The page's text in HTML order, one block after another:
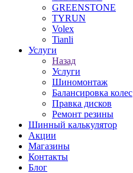
GREENSTONE
TYRUN
Volex
Tianli
Услуги
Назад
Услуги
Шиномонтаж
Балансировка колес
Правка дисков
Ремонт резины
Шинный калькулятор
Акции
Магазины
Контакты
Блог